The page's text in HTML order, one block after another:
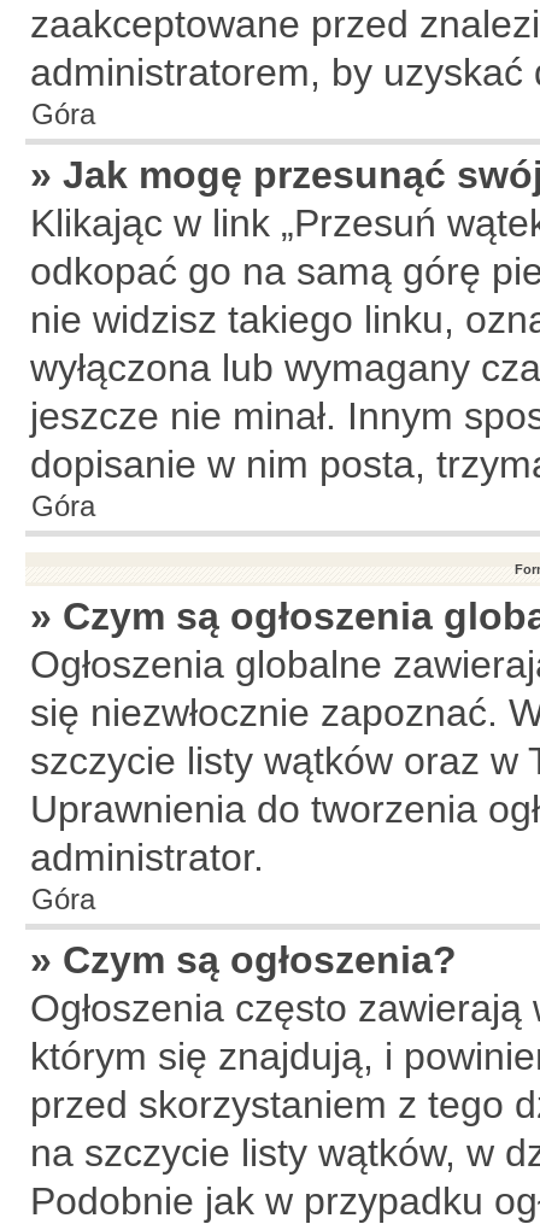
zaakceptowane przed
administratorem, by uzyskać
Góra
» Jak mogę przesunąć
Klikając w link „Przesuń
odkopać go na samą górę
nie widzisz takiego linku,
wyłączona lub wymagany
jeszcze nie minał. Innym
dopisanie w nim posta,
Góra
» Czym są ogłoszenia
Ogłoszenia globalne
się niezwłocznie zapoznać.
szczycie listy wątków oraz w
Uprawnienia do tworzenia
administrator.
Góra
» Czym są ogłoszenia?
Ogłoszenia często
którym się znajdują, i
przed skorzystaniem z tego
na szczycie listy wątków, w
Podobnie jak w przypadku